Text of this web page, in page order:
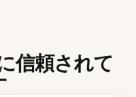
信頼されて